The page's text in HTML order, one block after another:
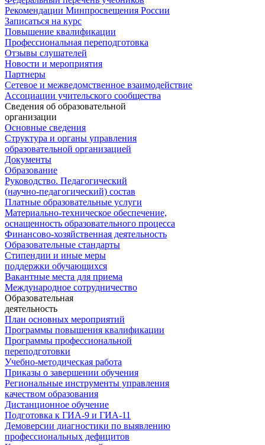
Рекомендации Минпросвещения России
Записаться на курс
Повышение квалификации
Профессиональная переподготовка
Отзывы слушателей
Новости и мероприятия
Партнеры
Сетевое и межведомственное взаимодействие
Ассоциации учительского сообщества
Сведения об образовательной
организации
Основные сведения
Структура и органы управления
образовательной организацией
Документы
Образование
Руководство. Педагогический
(научно-педагогический) состав
Платные образовательные услуги
Материально-техническое обеспечение,
оснащенность образовательного процесса
Финансово-хозяйственная деятельность
Образовательные стандарты
Стипендии и иные меры
поддержки обучающихся
Вакантные места для приема
Международное сотрудничество
Образовательная
деятельность
План основных мероприятий
Программы повышения квалификации
Программы профессиональной
переподготовки
Учебно-методическая работа
Приказы о завершении обучения
Региональные инструменты управления
качеством образования
Дистанционное обучение
Подготовка к ГИА-9 и ГИА-11
Демоверсии диагностики по выявлению
профессиональных дефицитов